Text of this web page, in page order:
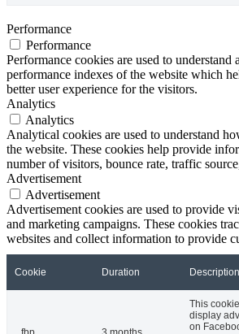
Performance
Performance
Performance cookies are used to understand
performance indexes of the website which
better user experience for the visitors.
Analytics
Analytics
Analytical cookies are used to understand
the website. These cookies help provide
number of visitors, bounce rate, traffic
Advertisement
Advertisement
Advertisement cookies are used to provide
and marketing campaigns. These cookies
websites and collect information to provide
Cookie Duration Description
This
display
on